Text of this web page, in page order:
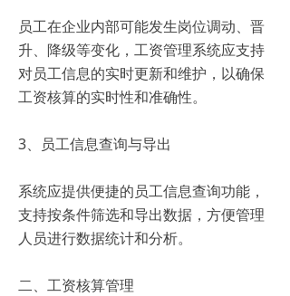
员工在企业内部可能发生岗位调动、晋
升、降级等变化，工资管理系统应支持
对员工信息的实时更新和维护，以确保
工资核算的实时性和准确性。
3、员工信息查询与导出
系统应提供便捷的员工信息查询功能，
支持按条件筛选和导出数据，方便管理
人员进行数据统计和分析。
二、工资核算管理